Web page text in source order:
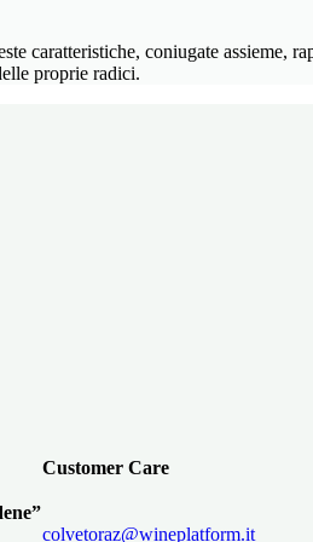
caratteristiche, coniugate assieme,
proprie radici.
Customer Care
colvetoraz@wineplatform.it